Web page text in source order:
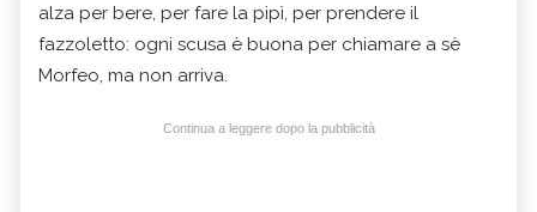
alza per bere, per fare la pipì, per prendere il
fazzoletto: ogni scusa è buona per chiamare a sè
Morfeo, ma non arriva.
Continua a leggere dopo la pubblicità